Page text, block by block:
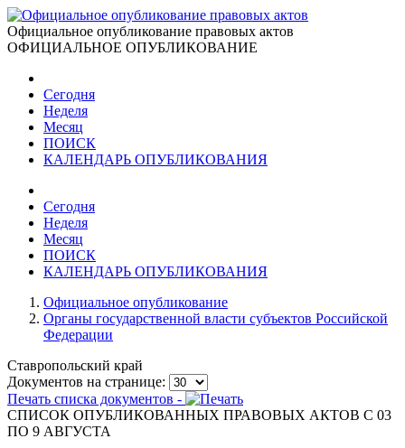
Официальное опубликование правовых актов
ОФИЦИАЛЬНОЕ ОПУБЛИКОВАНИЕ
Сегодня
Неделя
Месяц
ПОИСК
КАЛЕНДАРЬ ОПУБЛИКОВАНИЯ
Сегодня
Неделя
Месяц
ПОИСК
КАЛЕНДАРЬ ОПУБЛИКОВАНИЯ
Официальное опубликование
Органы государственной власти субъектов Российской
Федерации
Ставропольский край
Документов на странице:
Печать списка документов -
СПИСОК ОПУБЛИКОВАННЫХ ПРАВОВЫХ АКТОВ С 03
ПО 9 АВГУСТА